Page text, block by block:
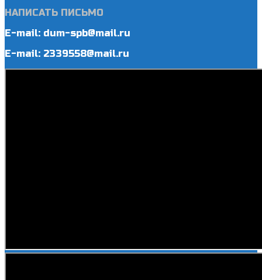
НАПИСАТЬ ПИСЬМО
E-mail: dum-spb@mail.ru
E-mail: 2339558@mail.ru